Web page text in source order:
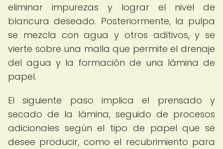
eliminar impurezas y lograr el nivel de
blancura deseado. Posteriormente, la pulpa
se mezcla con agua y otros aditivos, y se
vierte sobre una malla que permite el drenaje
del agua y la formación de una lámina de
papel.
El siguiente paso implica el prensado y
secado de la lámina, seguido de procesos
adicionales según el tipo de papel que se
desee producir, como el recubrimiento para